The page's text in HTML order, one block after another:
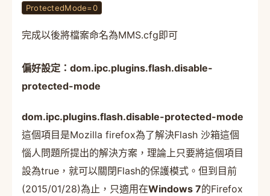
ProtectedMode=0
完成以後將檔案命名為MMS.cfg即可
偏好設定：dom.ipc.plugins.flash.disable-
protected-mode
dom.ipc.plugins.flash.disable-protected-mode
這個項目是Mozilla firefox為了解決Flash 沙箱這個
惱人問題所提出的解決方案，理論上只要將這個項目
設為true，就可以關閉Flash的保護模式。但到目前
(2015/01/28)為止，只適用在Windows 7的Firefox